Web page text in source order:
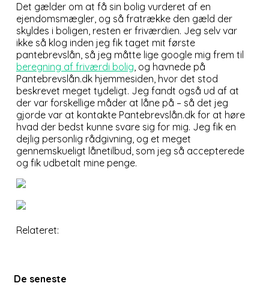
Det gælder om at få sin bolig vurderet af en
ejendomsmægler, og så fratrække den gæld der
skyldes i boligen, resten er friværdien. Jeg selv var
ikke så klog inden jeg fik taget mit første
pantebrevslån, så jeg måtte lige google mig frem til
beregning af friværdi bolig, og havnede på
Pantebrevslån.dk hjemmesiden, hvor det stod
beskrevet meget tydeligt. Jeg fandt også ud af at
der var forskellige måder at låne på – så det jeg
gjorde var at kontakte Pantebrevslån.dk for at høre
hvad der bedst kunne svare sig for mig. Jeg fik en
dejlig personlig rådgivning, og et meget
gennemskueligt lånetilbud, som jeg så accepterede
og fik udbetalt mine penge.
Relateret:
De seneste